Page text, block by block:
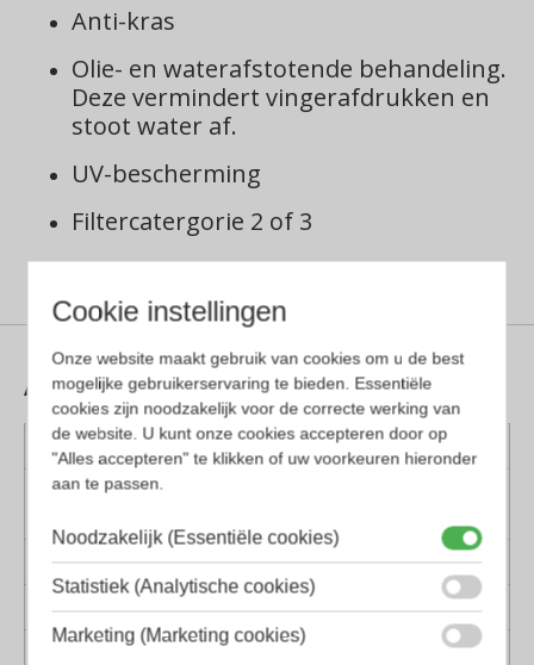
Anti-kras
Olie- en waterafstotende behandeling.
Deze vermindert vingerafdrukken en
stoot water af.
UV-bescherming
Filtercatergorie 2 of 3
Aanvullende informatie
Kleur montuur
Blauw, Zwart
Montuur
Lens materiaal
Glas
Geschikt voor
Dames, Heren
Vorm
Piloten, Rechthoekig
Cookie instellingen
Onze website maakt gebruik van cookies om u de best
mogelijke gebruikerservaring te bieden. Essentiële
cookies zijn noodzakelijk voor de correcte werking van
de website. U kunt onze cookies accepteren door op
"Alles accepteren" te klikken of uw voorkeuren hieronder
aan te passen.
Noodzakelijk (Essentiële cookies)
Statistiek (Analytische cookies)
Marketing (Marketing cookies)